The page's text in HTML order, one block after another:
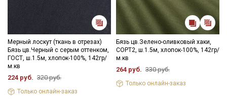
Мерный лоскут (ткань в отрезах)
Бязь цв.Черный с серым оттенком,
ГОСТ, ш.1.5м, хлопок-100%, 142гр/
м.кв
224 руб. 320 руб.
Только онлайн-заказ
Бязь цв.Зелено-оливковый хаки,
СОРТ2, ш.1.5м, хлопок-100%, 142гр/
м.кв
264 руб. 330 руб.
Только онлайн-заказ
Секретная рассылка от Купава
Мы публикуем здесь дополнительные